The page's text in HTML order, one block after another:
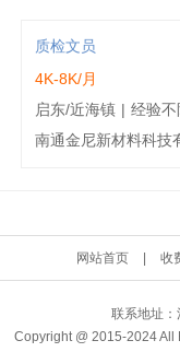
质检文员
4K-8K/月
启东/近海镇 | 经验不
南通金尼新材料科技
网站首页 收
联系地址
Copyright @ 2015-2024 All